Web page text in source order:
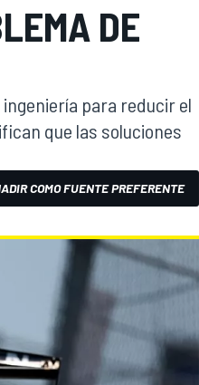
DE
para reducir el
que las soluciones
COMO FUENTE PREFERENTE